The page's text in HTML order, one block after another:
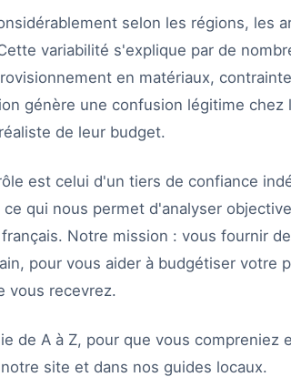
selon les régions, les
variabilité s'explique par de
en matériaux,
génère une confusion légitime chez
de leur budget.
est celui d'un tiers de confiance
qui nous permet d'analyser
Notre mission : vous fournir
pour vous aider à budgétiser votre
vous recevrez.
de A à Z, pour que vous compreniez
site et dans nos guides locaux.